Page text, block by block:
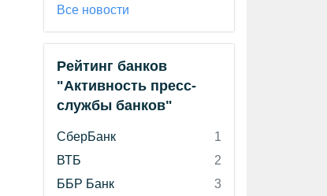
Все новости
Рейтинг банков
"Активность пресс-
службы банков"
СберБанк
1
ВТБ
2
ББР Банк
3